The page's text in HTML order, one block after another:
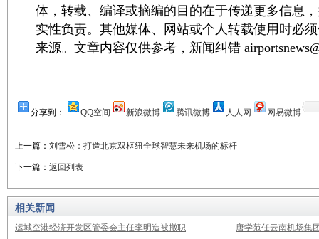
体，转载、编译或摘编的目的在于传递更多信息
实性负责。其他媒体、网站或个人转载使用时必
来源。文章内容仅供参考，新闻纠错
分享到： QQ空间 新浪微博 腾讯微博 人人网 网易微博
上一篇： 刘雪松：打造北京双枢纽全球智慧未来机场的标杆
下一篇： 返回列表
相关新闻
运城空港经济开发区管委会主任李明造被撤职
唐学范任云南机场集